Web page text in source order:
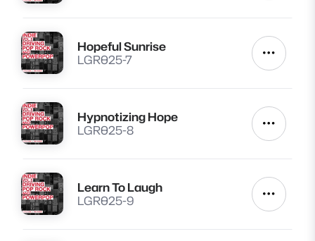
Lire
Hopeful Sunrise
LGR025-7
Autres
Lire
Hypnotizing Hope
LGR025-8
Autres
Lire
Learn To Laugh
LGR025-9
Autres